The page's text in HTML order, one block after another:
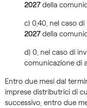
2027della
c) 0,40, nel caso di
2027della
d) 0, nel caso di
comunicazione di
Entro due mesi dal
imprese distributrici di
successivo, entro due